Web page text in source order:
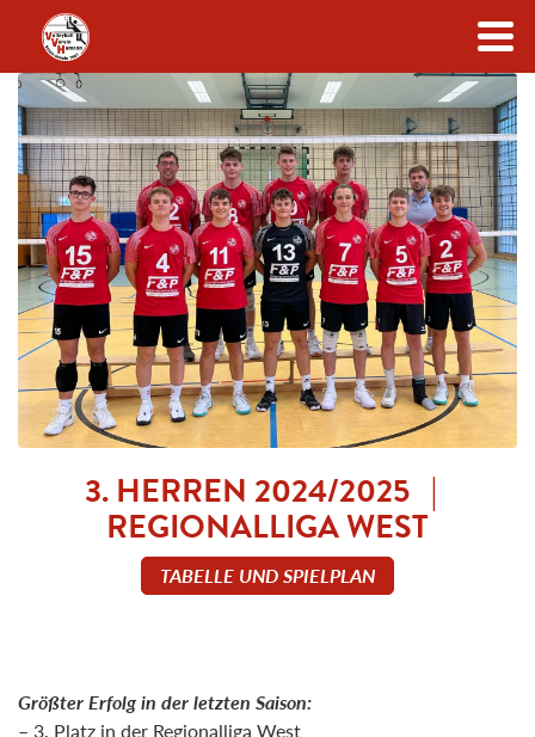
Zum Inhalt
3. HERREN 2024/2025 |
REGIONALLIGA WEST
TABELLE UND SPIELPLAN
Größter Erfolg in der letzten Saison:
– 3. Platz in der Regionalliga West